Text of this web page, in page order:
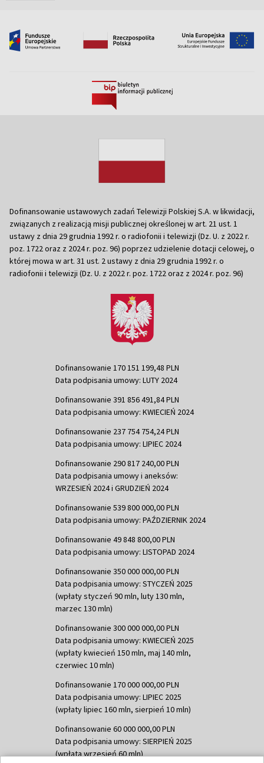
Dofinansowanie ustawowych zadań Telewizji Polskiej S.A. w likwidacji,
związanych z realizacją misji publicznej określonej w art. 21 ust. 1
ustawy z dnia 29 grudnia 1992 r. o radiofonii i telewizji (Dz. U. z 2022 r.
poz. 1722 oraz z 2024 r. poz. 96) poprzez udzielenie dotacji celowej, o
której mowa w art. 31 ust. 2 ustawy z dnia 29 grudnia 1992 r. o
radiofonii i telewizji (Dz. U. z 2022 r. poz. 1722 oraz z 2024 r. poz. 96)
Dofinansowanie 170 151 199,48 PLN
Data podpisania umowy: LUTY 2024
Dofinansowanie 391 856 491,84 PLN
Data podpisania umowy: KWIECIEŃ 2024
Dofinansowanie 237 754 754,24 PLN
Data podpisania umowy: LIPIEC 2024
Dofinansowanie 290 817 240,00 PLN
Data podpisania umowy i aneksów:
WRZESIEŃ 2024 i GRUDZIEŃ 2024
Dofinansowanie 539 800 000,00 PLN
Data podpisania umowy: PAŹDZIERNIK 2024
Dofinansowanie 49 848 800,00 PLN
Data podpisania umowy: LISTOPAD 2024
Dofinansowanie 350 000 000,00 PLN
Data podpisania umowy: STYCZEŃ 2025
(wpłaty styczeń 90 mln, luty 130 mln,
marzec 130 mln)
Dofinansowanie 300 000 000,00 PLN
Data podpisania umowy: KWIECIEŃ 2025
(wpłaty kwiecień 150 mln, maj 140 mln,
czerwiec 10 mln)
Dofinansowanie 170 000 000,00 PLN
Data podpisania umowy: LIPIEC 2025
(wpłaty lipiec 160 mln, sierpień 10 mln)
Dofinansowanie 60 000 000,00 PLN
Data podpisania umowy: SIERPIEŃ 2025
(wpłata wrzesień 60 mln)